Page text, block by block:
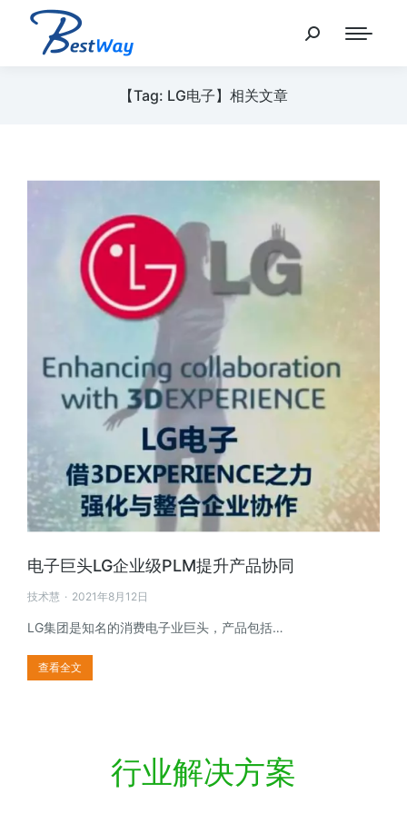
【Tag: LG电子】相关文章
电子巨头LG企业级PLM提升产品协同
技术慧 2021年8月12日
LG集团是知名的消费电子业巨头，产品包括…
查看全文
行业解决方案